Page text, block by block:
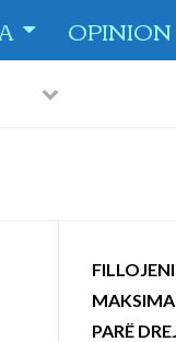
OPINION
-
PreviousNext
PARË